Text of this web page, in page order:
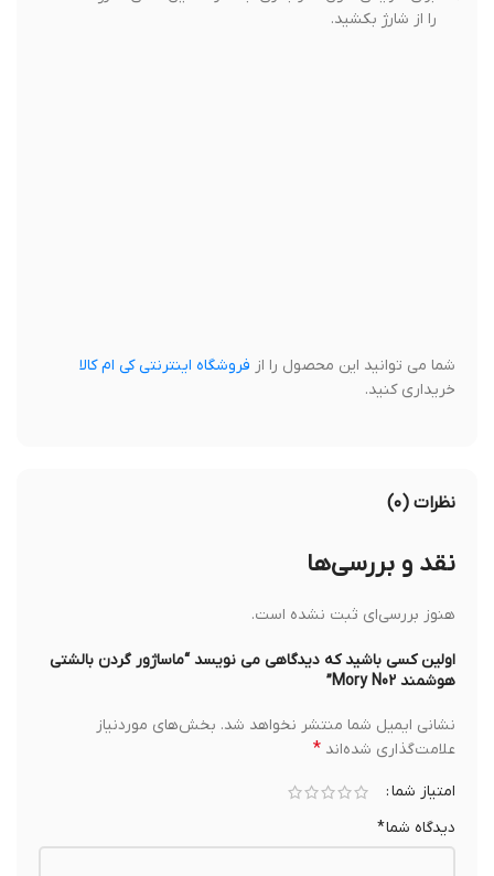
را از شارژ بکشید.
شما می توانید این محصول را از فروشگاه اینترنتی کی ام کالا
خریداری کنید.
نظرات (۰)
نقد و بررسی‌ها
هنوز بررسی‌ای ثبت نشده است.
اولین کسی باشید که دیدگاهی می نویسد “ماساژور گردن بالشتی
هوشمند Mory N02”
نشانی ایمیل شما منتشر نخواهد شد. بخش‌های موردنیاز
علامت‌گذاری شده‌اند*
امتیاز شما
دیدگاه شما*